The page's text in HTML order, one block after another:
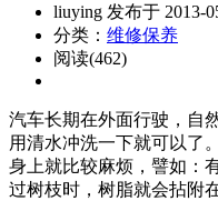
liuying 发布于 2013-
分类： 维修保养
阅读(462)
汽车长期在外面行驶，自
用清水冲洗一下就可以了
身上就比较麻烦，譬如：
过树枝时，树脂就会拈附